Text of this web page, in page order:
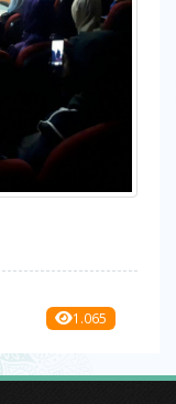
1.065